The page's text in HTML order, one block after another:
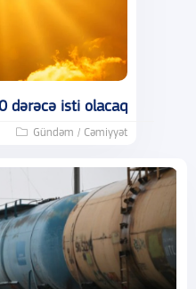
dərəcə isti olacaq
Gündəm / Cəmiyyət